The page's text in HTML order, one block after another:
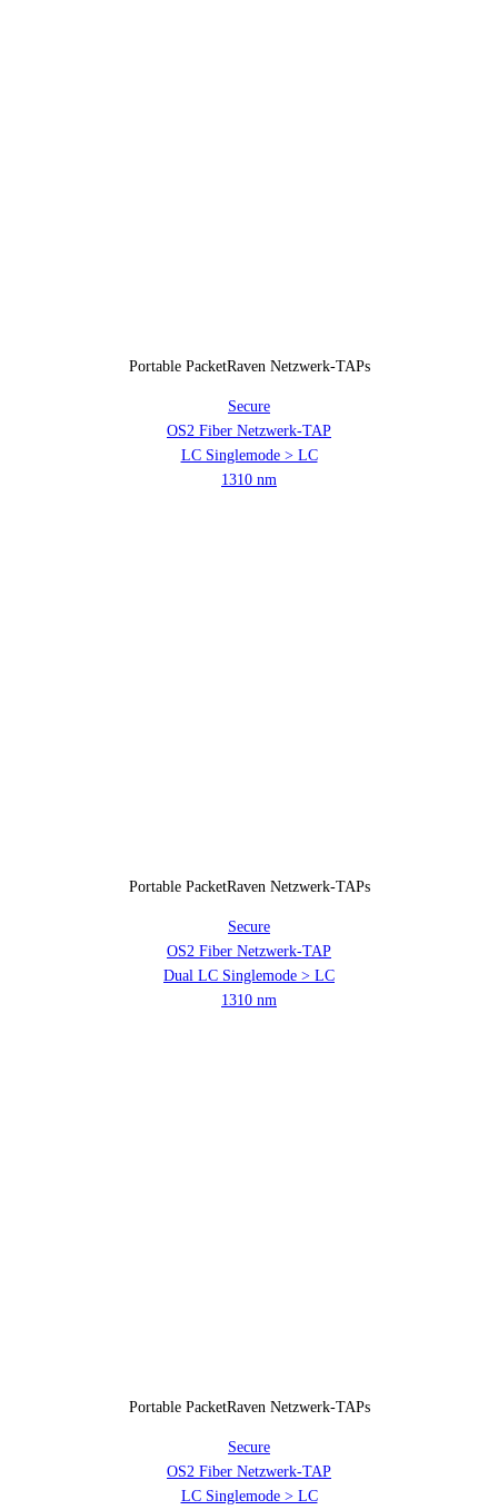
Portable PacketRaven Netzwerk-TAPs
Secure
OS2 Fiber Netzwerk-TAP
LC Singlemode > LC
1310 nm
Portable PacketRaven Netzwerk-TAPs
Secure
OS2 Fiber Netzwerk-TAP
Dual LC Singlemode > LC
1310 nm
Portable PacketRaven Netzwerk-TAPs
Secure
OS2 Fiber Netzwerk-TAP
LC Singlemode > LC